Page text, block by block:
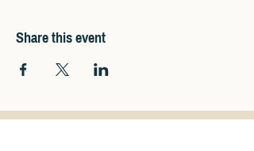
Share this event